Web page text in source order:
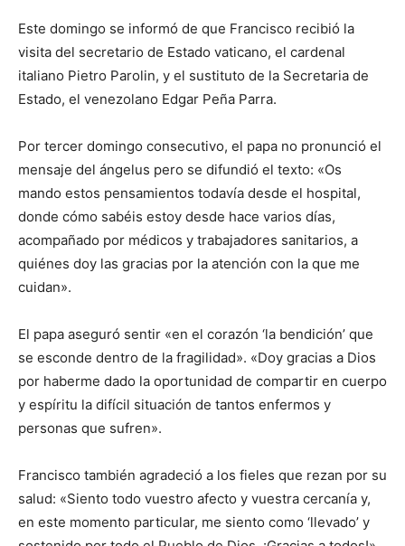
Este domingo se informó de que Francisco recibió la
visita del secretario de Estado vaticano, el cardenal
italiano Pietro Parolin, y el sustituto de la Secretaria de
Estado, el venezolano Edgar Peña Parra.
Por tercer domingo consecutivo, el papa no pronunció el
mensaje del ángelus pero se difundió el texto: «Os
mando estos pensamientos todavía desde el hospital,
donde cómo sabéis estoy desde hace varios días,
acompañado por médicos y trabajadores sanitarios, a
quiénes doy las gracias por la atención con la que me
cuidan».
El papa aseguró sentir «en el corazón ‘la bendición’ que
se esconde dentro de la fragilidad». «Doy gracias a Dios
por haberme dado la oportunidad de compartir en cuerpo
y espíritu la difícil situación de tantos enfermos y
personas que sufren».
Francisco también agradeció a los fieles que rezan por su
salud: «Siento todo vuestro afecto y vuestra cercanía y,
en este momento particular, me siento como ‘llevado’ y